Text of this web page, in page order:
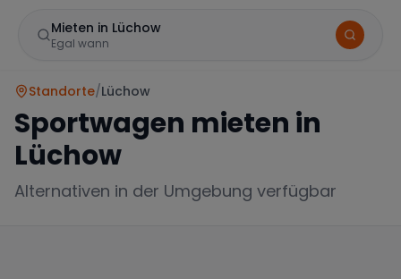
Mieten in Lüchow
Egal wann
Standorte/Lüchow
Sportwagen mieten in
Lüchow
Alternativen in der Umgebung verfügbar